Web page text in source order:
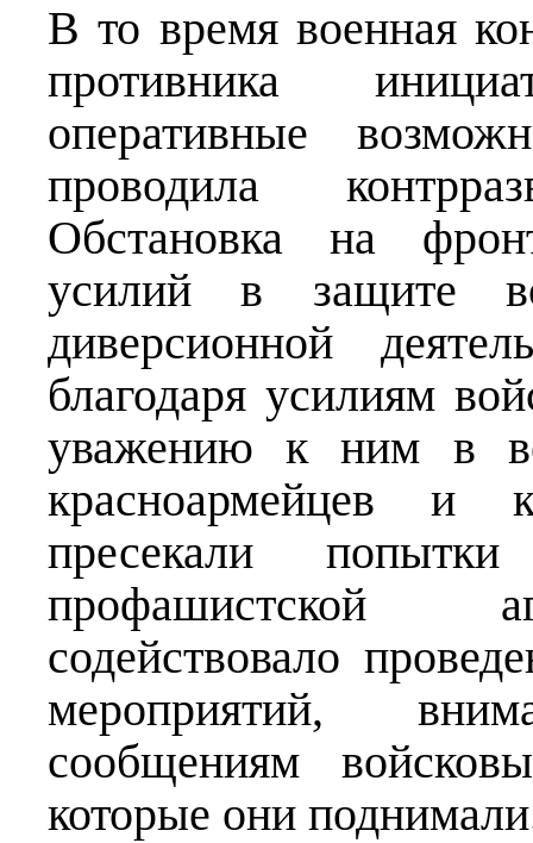
В то время военная
противника
оперативные
проводила
Обстановка на
усилий в защите
диверсионной
благодаря усилиям
уважению к ним в
красноармейцев и
пресекали
профашистской
содействовало
мероприятий,
сообщениям
которые они